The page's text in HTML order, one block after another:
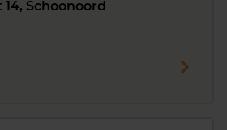
Schoonoord